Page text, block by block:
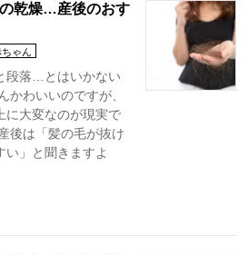
乾燥…産後のおす
ゃん
段落…とはいかない
かわいいのですが、
に大変なのが現実で
後は「髪の毛が抜け
い」と聞きますよ